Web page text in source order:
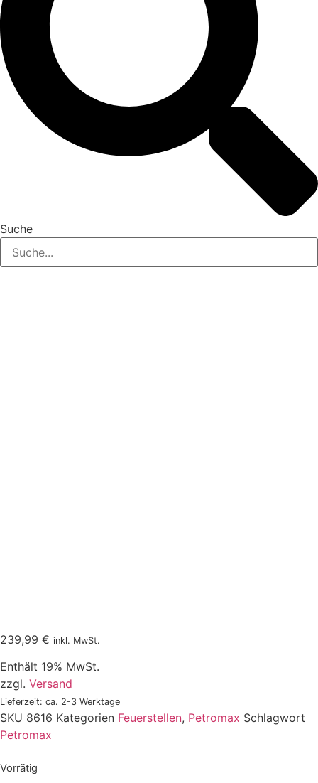
Suche
239,99 € inkl. MwSt.
Enthält 19% MwSt.
zzgl. Versand
Lieferzeit: ca. 2-3 Werktage
SKU 8616 Kategorien Feuerstellen, Petromax Schlagwort
Petromax
Vorrätig